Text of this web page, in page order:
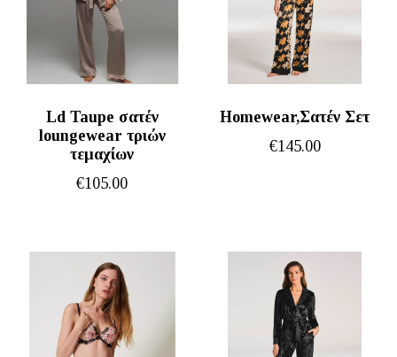
Ld Taupe σατέν
loungewear τριών
τεμαχίων
€105.00
Homewear,Σατέν Σετ
€145.00